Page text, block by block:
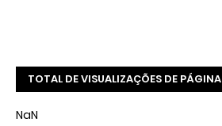
TOTAL DE VISUALIZAÇÕES DE PÁGINA
NaN